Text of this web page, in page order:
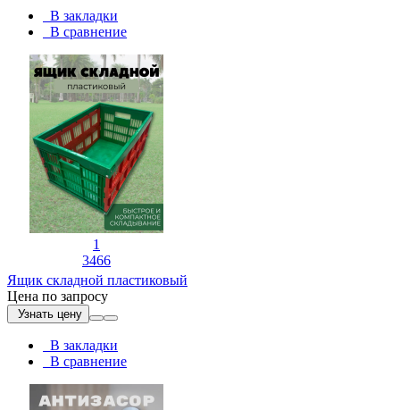
В закладки
В сравнение
1
3466
Ящик складной пластиковый
Цена по запросу
Узнать цену
В закладки
В сравнение